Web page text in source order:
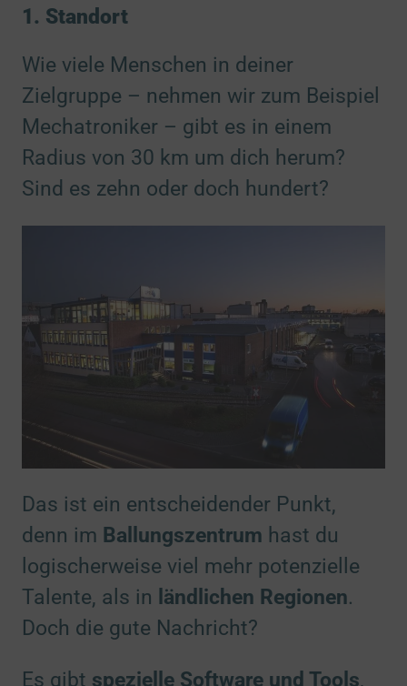
1. Standort
Wie viele Menschen in deiner
Zielgruppe – nehmen wir zum Beispiel
Mechatroniker – gibt es in einem
Radius von 30 km um dich herum?
Sind es zehn oder doch hundert?
Das ist ein entscheidender Punkt,
denn im Ballungszentrum hast du
logischerweise viel mehr potenzielle
Talente, als in ländlichen Regionen.
Doch die gute Nachricht?
Es gibt spezielle Software und Tools,